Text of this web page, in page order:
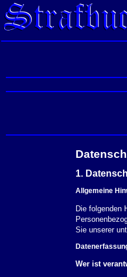
1.
Allgemeine
Die folgenden
Sie unserer
Wer ist